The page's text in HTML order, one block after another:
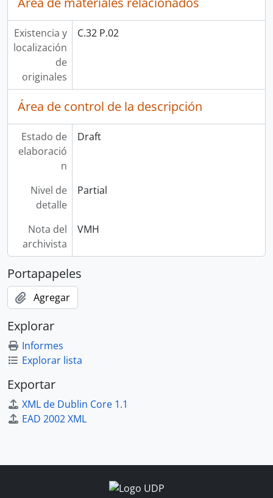
Existencia y
localización
de
originales
C.32 P.02
Área de control de la descripción
Estado de
elaboració
n
Draft
Nivel de
detalle
Partial
Nota del
archivista
VMH
Portapapeles
Agregar
Explorar
Informes
Explorar lista
Exportar
XML de Dublin Core 1.1
EAD 2002 XML